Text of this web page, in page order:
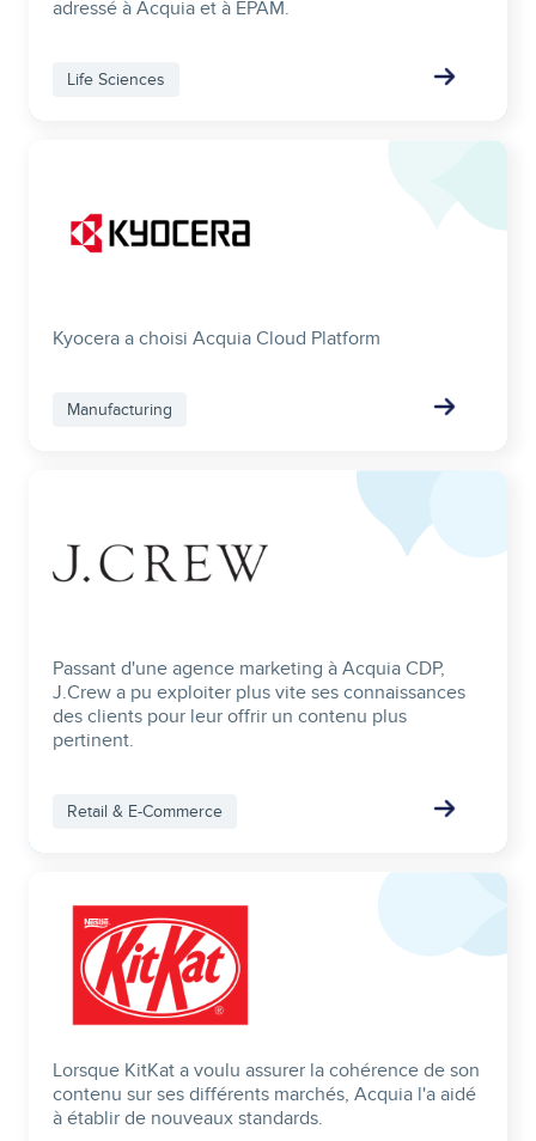
adressé à Acquia et à EPAM.
Life Sciences
Kyocera a choisi Acquia Cloud Platform
Manufacturing
Passant d'une agence marketing à Acquia CDP,
J.Crew a pu exploiter plus vite ses connaissances
des clients pour leur offrir un contenu plus
pertinent.
Retail & E-Commerce
Image
Lorsque KitKat a voulu assurer la cohérence de son
contenu sur ses différents marchés, Acquia l'a aidé
à établir de nouveaux standards.